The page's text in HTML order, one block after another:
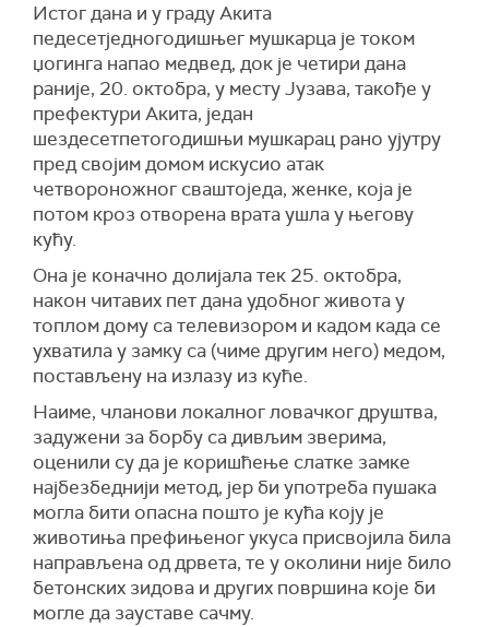
Истог дана и у граду Акита
педесетједногодишњег мушкарца је током
џогинга напао медвед, док је четири дана
раније, 20. октобра, у месту Јузава, такође у
префектури Акита, један
шездесетпетогодишњи мушкарац рано ујутру
пред својим домом искусио атак
четвороножног сваштоједа, женке, која је
потом кроз отворена врата ушла у његову
кућу.
Она је коначно долијала тек 25. октобра,
након читавих пет дана удобног живота у
топлом дому са телевизором и кадом када се
ухватила у замку са (чиме другим него) медом,
постављену на излазу из куће.
Наиме, чланови локалног ловачког друштва,
задужени за борбу са дивљим зверима,
оценили су да је коришћење слатке замке
најбезбеднији метод, јер би употреба пушака
могла бити опасна пошто је кућа коју је
животиња префињеног укуса присвојила била
направљена од дрвета, те у околини није било
бетонских зидова и других површина које би
могле да зауставе сачму.